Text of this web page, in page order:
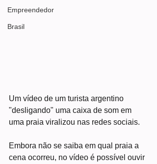
Empreendedor
Brasil
Um vídeo de um turista argentino
"desligando" uma caixa de som em
uma praia viralizou nas redes sociais.
Embora não se saiba em qual praia a
cena ocorreu, no vídeo é possível ouvir